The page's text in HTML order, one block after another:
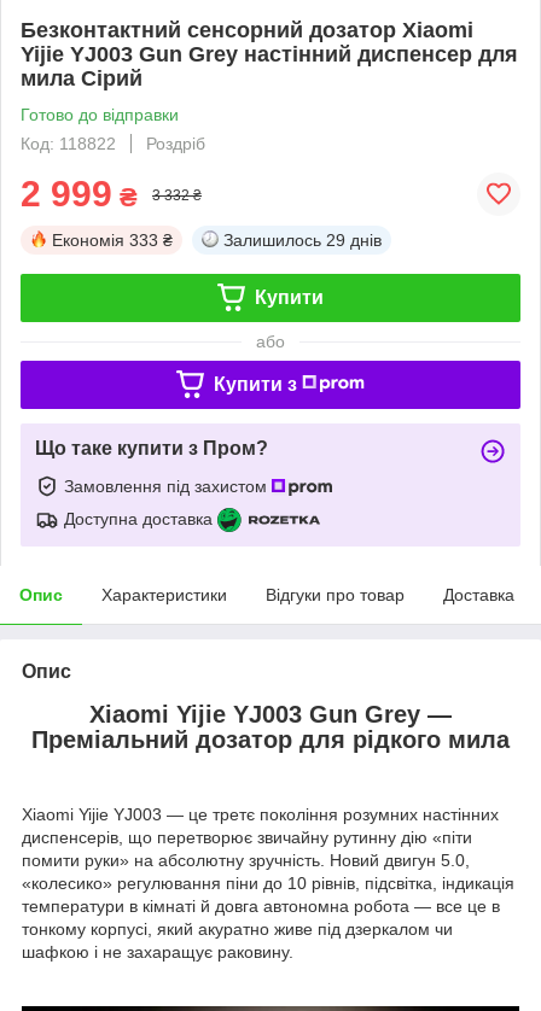
Безконтактний сенсорний дозатор Xiaomi
Yijie YJ003 Gun Grey настінний диспенсер для
мила Сірий
Готово до відправки
Код: 118822
Роздріб
2 999 ₴ 3 332 ₴
Економія 333 ₴ Залишилось 29 днів
Купити
або
Купити з
Що таке купити з Пром?
Замовлення під захистом
Доступна доставка
Опис Характеристики Відгуки про товар Доставка
Опис
Xiaomi Yijie YJ003 Gun Grey —
Преміальний дозатор для рідкого мила
Xiaomi Yijie YJ003 — це третє покоління розумних настінних
диспенсерів, що перетворює звичайну рутинну дію «піти
помити руки» на абсолютну зручність. Новий двигун 5.0,
«колесико» регулювання піни до 10 рівнів, підсвітка, індикація
температури в кімнаті й довга автономна робота — все це в
тонкому корпусі, який акуратно живе під дзеркалом чи
шафкою і не захаращує раковину.